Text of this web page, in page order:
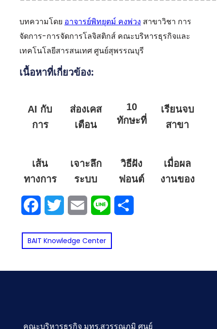
บทความโดย อาจารย์พิทยุตม์ คงพ่วง สาขาวิชา การ
จัดการ-การจัดการโลจิสติกส์ คณะบริหารธุรกิจและ
เทคโนโลยีสารสนเทศ ศูนย์สุพรรณบุรี
เนื้อหาที่เกี่ยวข้อง:
AI กับ
การ
การใช้
เพื่อ
ความได้
เปรียบ
ทางการ
ส่องเคส
เตือน
บนโลก
ออนไลน์
ที่คน
ส่วน
10
ทักษะที่
รุ่นใหม่
ต้องมี
เรียนจบ
สาขา
เทคโนโลยี
เส้น
ทางการ
เรียนรู้ :
ความ
ทางการ
สังคม
เจาะลึก
ระบบ
คลัง
สินค้า
(Smart
Warehouse):
ทำงาน
วิธีฝัง
ฟอนต์
Fonts)
ลงใน
PowerPoint
เมื่อผล
งานของ
สิทธิ์และ
Facebook
Twitter Email Line
BAIT Knowledge Center
คณะบริหารธุรกิจ มทร.สุวรรณภูมิ ศูนย์